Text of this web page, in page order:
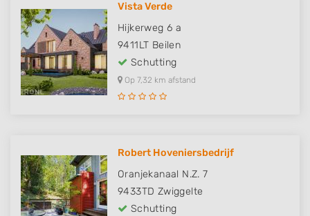
Vista Verde
Hijkerweg 6 a
9411LT Beilen
Schutting
Op 7,32 km afstand
Robert Hoveniersbedrijf
Oranjekanaal N.Z. 7
9433TD Zwiggelte
Schutting